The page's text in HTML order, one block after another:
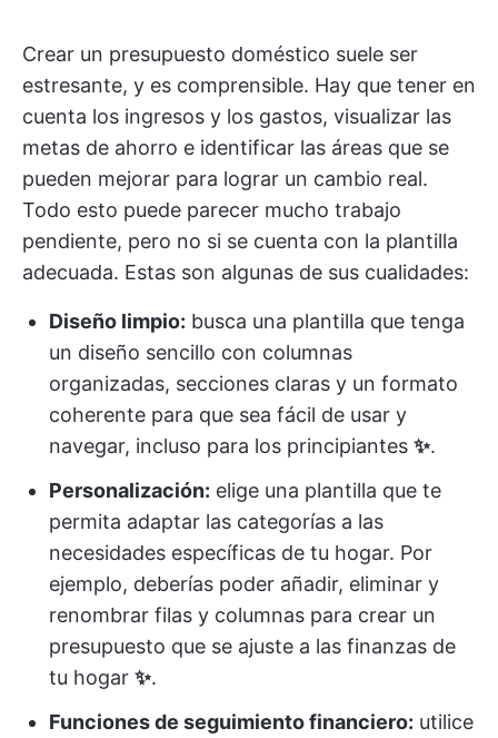
Crear un presupuesto doméstico suele ser
estresante, y es comprensible. Hay que tener en
cuenta los ingresos y los gastos, visualizar las
metas de ahorro e identificar las áreas que se
pueden mejorar para lograr un cambio real.
Todo esto puede parecer mucho trabajo
pendiente, pero no si se cuenta con la plantilla
adecuada. Estas son algunas de sus cualidades:
Diseño limpio: busca una plantilla que tenga
un diseño sencillo con columnas
organizadas, secciones claras y un formato
coherente para que sea fácil de usar y
navegar, incluso para los principiantes ✨.
Personalización: elige una plantilla que te
permita adaptar las categorías a las
necesidades específicas de tu hogar. Por
ejemplo, deberías poder añadir, eliminar y
renombrar filas y columnas para crear un
presupuesto que se ajuste a las finanzas de
tu hogar ✨.
Funciones de seguimiento financiero: utilice